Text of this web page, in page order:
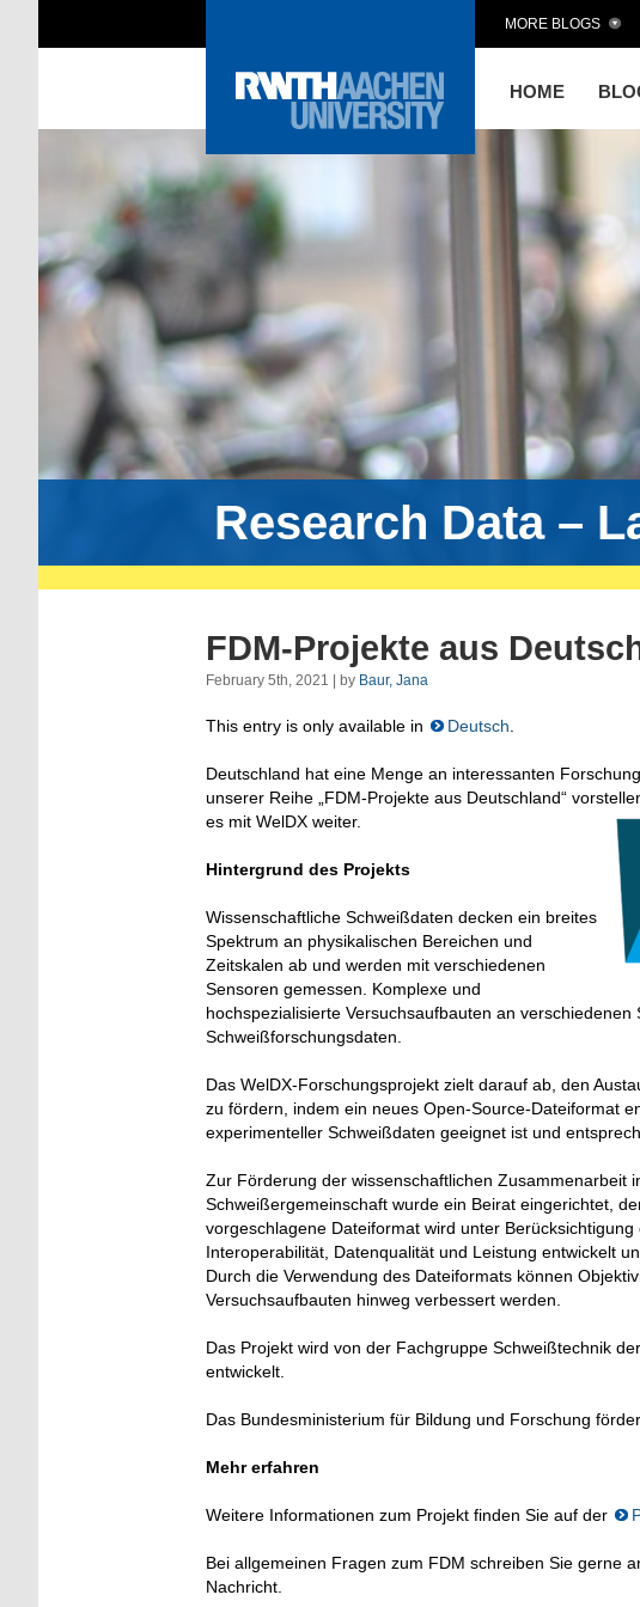
HOME
MORE BLOGS
Research Data –
FDM-Projekte aus
February 5th, 2021 | by Baur, Jana
This entry is only available in Deutsch
Deutschland hat eine Menge an interessanten
unserer Reihe „FDM-Projekte aus Deutschland“
es mit WelDX weiter.
Hintergrund des Projekts
Wissenschaftliche Schweißdaten decken ein breites
Spektrum an physikalischen Bereichen und
Zeitskalen ab und werden mit verschiedenen
Sensoren gemessen. Komplexe und
hochspezialisierte Versuchsaufbauten an
Schweißforschungsdaten.
Das WelDX-Forschungsprojekt zielt darauf ab, den
zu fördern, indem ein neues Open-Source-Dateiformat
experimenteller Schweißdaten geeignet ist und
Zur Förderung der wissenschaftlichen Zusammenarbeit
Schweißergemeinschaft wurde ein Beirat eingerichtet,
vorgeschlagene Dateiformat wird unter
Interoperabilität, Datenqualität und Leistung entwickelt
Durch die Verwendung des Dateiformats können
Versuchsaufbauten hinweg verbessert werden.
Das Projekt wird von der Fachgruppe Schweißtechnik
entwickelt.
Das Bundesministerium für Bildung und Forschung
Mehr erfahren
Weitere Informationen zum Projekt finden Sie auf der
Bei allgemeinen Fragen zum FDM schreiben Sie gerne
Nachricht.